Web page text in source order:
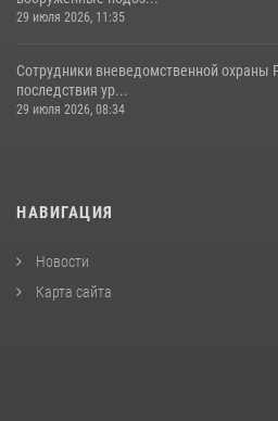
29 июля 2026, 11:35
Сотрудники вневедомственной охраны
последствия ур...
29 июля 2026, 08:34
НАВИГАЦИЯ
Новости
Карта сайта